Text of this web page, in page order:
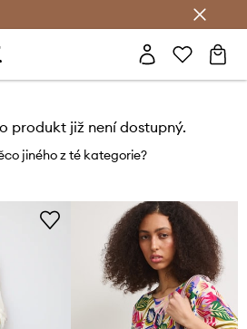
produkt již není dostupný.
jiného z té kategorie?